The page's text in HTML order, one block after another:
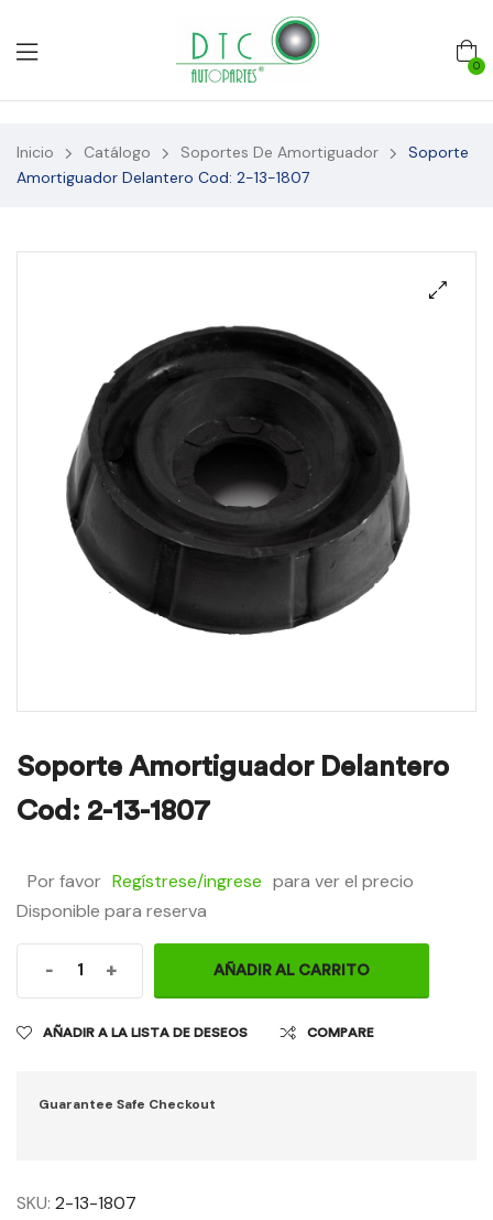
0
Inicio Catálogo Soportes De Amortiguador
Soporte
Amortiguador Delantero Cod: 2-13-1807
Soporte Amortiguador Delantero
Cod: 2-13-1807
Por favor Regístrese/ingrese para ver el precio
Disponible para reserva
- + AÑADIR AL CARRITO
AÑADIR A LA LISTA DE DESEOS COMPARE
Guarantee Safe Checkout
SKU: 2-13-1807